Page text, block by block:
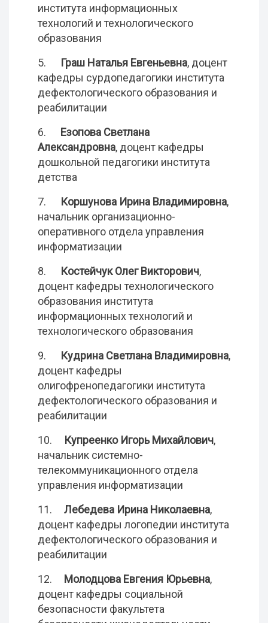
института информационных
технологий и технологического
образования
5. Граш Наталья Евгеньевна, доцент
кафедры сурдопедагогики института
дефектологического образования и
реабилитации
6. Езопова Светлана
Александровна, доцент кафедры
дошкольной педагогики института
детства
7. Коршунова Ирина Владимировна,
начальник организационно-
оперативного отдела управления
информатизации
8. Костейчук Олег Викторович,
доцент кафедры технологического
образования института
информационных технологий и
технологического образования
9. Кудрина Светлана Владимировна,
доцент кафедры
олигофренопедагогики института
дефектологического образования и
реабилитации
10. Купреенко Игорь Михайлович,
начальник системно-
телекоммуникационного отдела
управления информатизации
11. Лебедева Ирина Николаевна,
доцент кафедры логопедии института
дефектологического образования и
реабилитации
12.
Молодцова Евгения Юрьевна,
доцент кафедры социальной
безопасности факультета